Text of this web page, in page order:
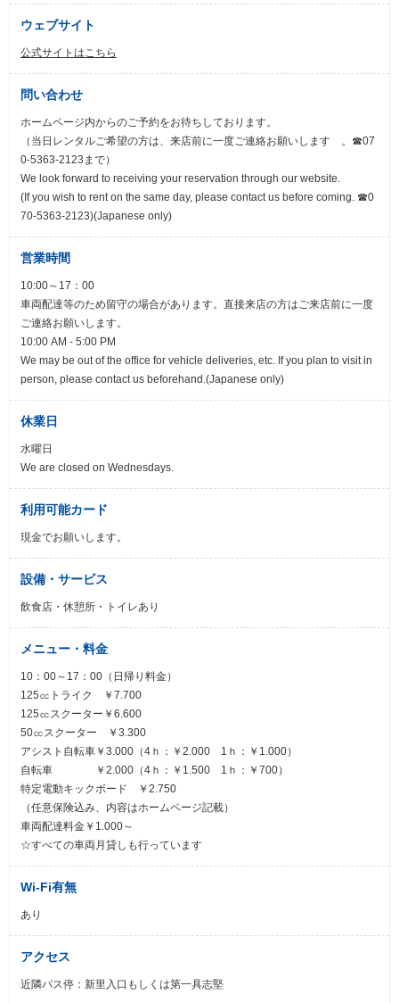
ウェブサイト
公式サイトはこちら
問い合わせ
ホームページ内からのご予約をお待ちしております。
（当日レンタルご希望の方は、来店前に一度ご連絡お願いします 。☎07
0-5363-2123まで）
We look forward to receiving your reservation through our website.
(If you wish to rent on the same day, please contact us before coming. ☎0
70-5363-2123)(Japanese only)
営業時間
10:00～17：00
車両配達等のため留守の場合があります。直接来店の方はご来店前に一度
ご連絡お願いします。
10:00 AM - 5:00 PM
We may be out of the office for vehicle deliveries, etc. If you plan to visit in
person, please contact us beforehand.(Japanese only)
休業日
水曜日
We are closed on Wednesdays.
利用可能カード
現金でお願いします。
設備・サービス
飲食店・休憩所・トイレあり
メニュー・料金
10：00～17：00（日帰り料金）
125㏄トライク ￥7.700
125㏄スクーター￥6.600
50㏄スクーター ￥3.300
アシスト自転車￥3.000（4ｈ：￥2.000 1ｈ：￥1.000）
自転車 ￥2.000（4ｈ：￥1.500 1ｈ：￥700）
特定電動キックボード ￥2.750
（任意保険込み、内容はホームページ記載）
車両配達料金￥1.000～
☆すべての車両月貸しも行っています
Wi-Fi有無
あり
アクセス
近隣バス停：新里入口もしくは第一具志堅